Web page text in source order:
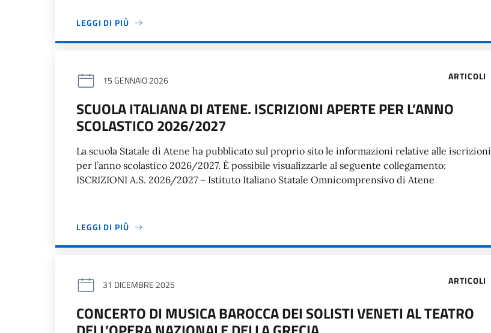
LEGGI DI PIÙ
ARTICOLI
15 GENNAIO 2026
SCUOLA ITALIANA DI ATENE. ISCRIZIONI APERTE PER L’ANNO
SCOLASTICO 2026/2027
La scuola Statale di Atene ha pubblicato sul proprio sito le informazioni relative alle iscrizioni
per l’anno scolastico 2026/2027. È possibile visualizzarle al seguente collegamento:
ISCRIZIONI A.S. 2026/2027 – Istituto Italiano Statale Omnicomprensivo di Atene
LEGGI DI PIÙ
ARTICOLI
31 DICEMBRE 2025
CONCERTO DI MUSICA BAROCCA DEI SOLISTI VENETI AL TEATRO